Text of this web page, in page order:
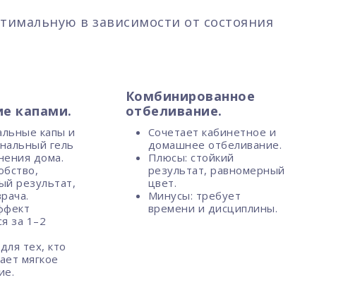
в зависимости от состояния
капами.
капы и
гель
дома.
результат,
за 1–2
тех, кто
мягкое
Комбинированное
отбеливание.
Сочетает кабинетное и
домашнее отбеливание.
Плюсы: стойкий
результат, равномерный
цвет.
Минусы: требует
времени и дисциплины.